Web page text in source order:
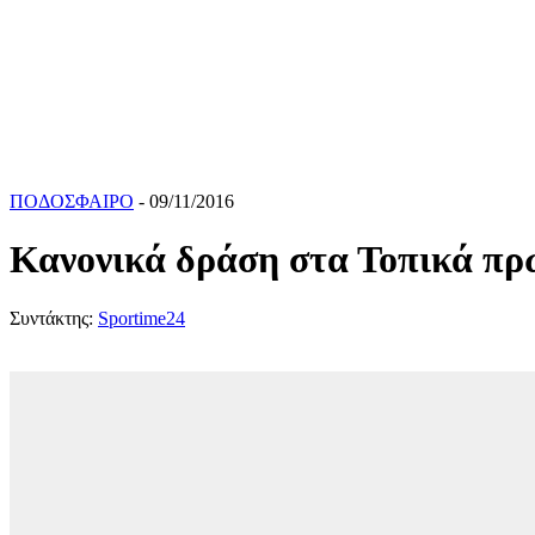
ΠΟΔΟΣΦΑΙΡΟ - 09/11/2016
Κανονικά δράση στα Τοπικά
Συντάκτης: Sportime24